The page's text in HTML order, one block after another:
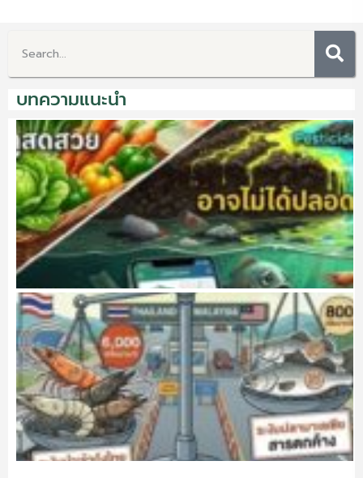
บทความแนะนำ